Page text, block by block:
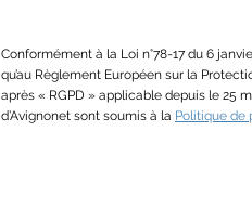
Conformément à la Loi n°78-17 du 6
qu’au Règlement Européen sur la
après « RGPD » applicable depuis le 25
d’Avignonet sont soumis à la Politique de